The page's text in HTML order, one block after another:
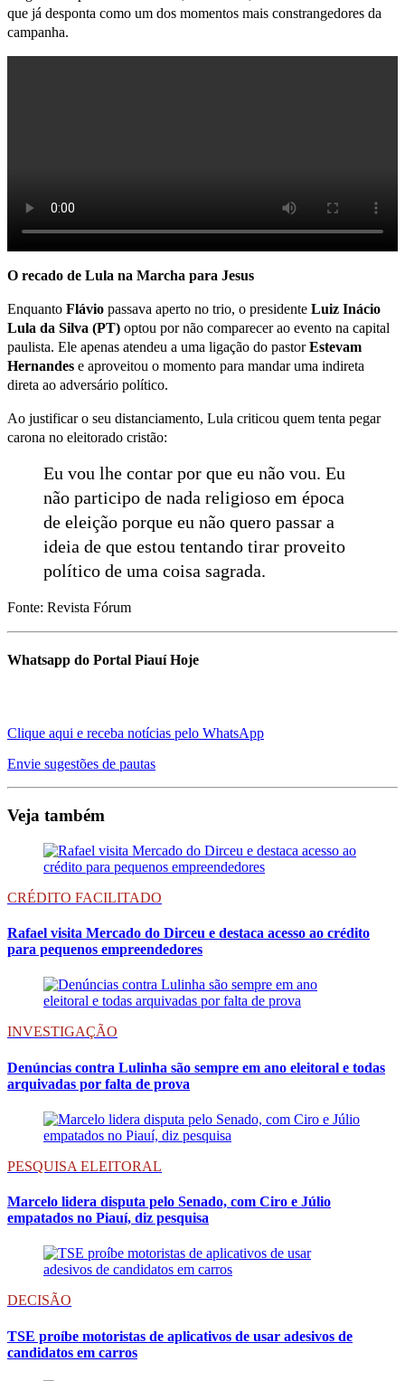
que já desponta como um dos momentos mais constrangedores da
campanha.
O recado de Lula na Marcha para Jesus
Enquanto Flávio passava aperto no trio, o presidente Luiz Inácio
Lula da Silva (PT) optou por não comparecer ao evento na capital
paulista. Ele apenas atendeu a uma ligação do pastorEstevam
Hernandes e aproveitou o momento para mandar uma indireta
direta ao adversário político.
Ao justificar o seu distanciamento, Lula criticou quem tenta pegar
carona no eleitorado cristão:
Eu vou lhe contar por que eu não vou. Eu
não participo de nada religioso em época
de eleição porque eu não quero passar a
ideia de que estou tentando tirar proveito
político de uma coisa sagrada.
Fonte: Revista Fórum
Whatsapp do Portal Piauí Hoje
Clique aqui e receba notícias pelo WhatsApp
Envie sugestões de pautas
Veja também
CRÉDITO FACILITADO
Rafael visita Mercado do Dirceu e destaca acesso ao crédito
para pequenos empreendedores
INVESTIGAÇÃO
Denúncias contra Lulinha são sempre em ano eleitoral e todas
arquivadas por falta de prova
PESQUISA ELEITORAL
Marcelo lidera disputa pelo Senado, com Ciro e Júlio
empatados no Piauí, diz pesquisa
DECISÃO
TSE proíbe motoristas de aplicativos de usar adesivos de
candidatos em carros